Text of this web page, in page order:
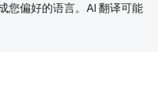
您偏好的语言。AI 翻译可能